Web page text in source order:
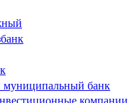
муниципальный банк
компании